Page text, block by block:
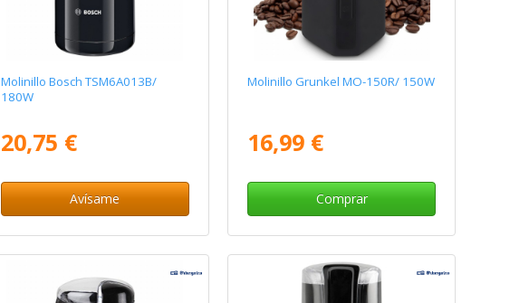
Molinillo Bosch TSM6A013B/
180W
20,75 €
Avísame
Molinillo Grunkel MO-150R/ 150W
16,99 €
Comprar